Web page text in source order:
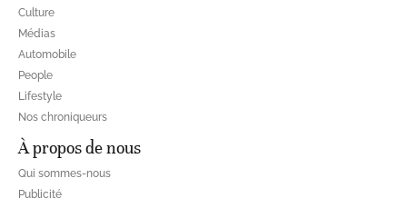
Culture
Médias
Automobile
People
Lifestyle
Nos chroniqueurs
À propos de nous
Qui sommes-nous
Publicité